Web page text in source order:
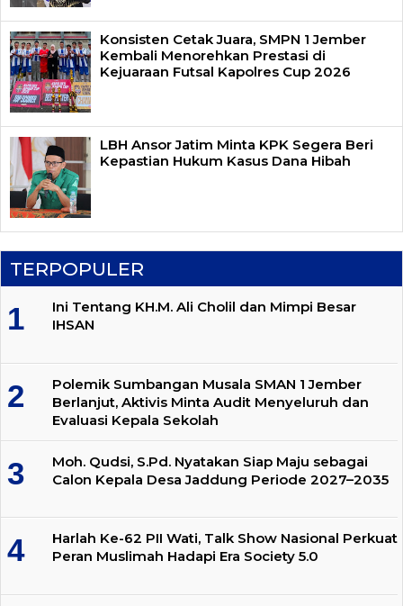
Konsisten Cetak Juara, SMPN 1 Jember
Kembali Menorehkan Prestasi di
Kejuaraan Futsal Kapolres Cup 2026
LBH Ansor Jatim Minta KPK Segera Beri
Kepastian Hukum Kasus Dana Hibah
TERPOPULER
Ini Tentang KH.M. Ali Cholil dan Mimpi Besar
IHSAN
Polemik Sumbangan Musala SMAN 1 Jember
Berlanjut, Aktivis Minta Audit Menyeluruh dan
Evaluasi Kepala Sekolah
Moh. Qudsi, S.Pd. Nyatakan Siap Maju sebagai
Calon Kepala Desa Jaddung Periode 2027–2035
Harlah Ke-62 PII Wati, Talk Show Nasional Perkuat
Peran Muslimah Hadapi Era Society 5.0